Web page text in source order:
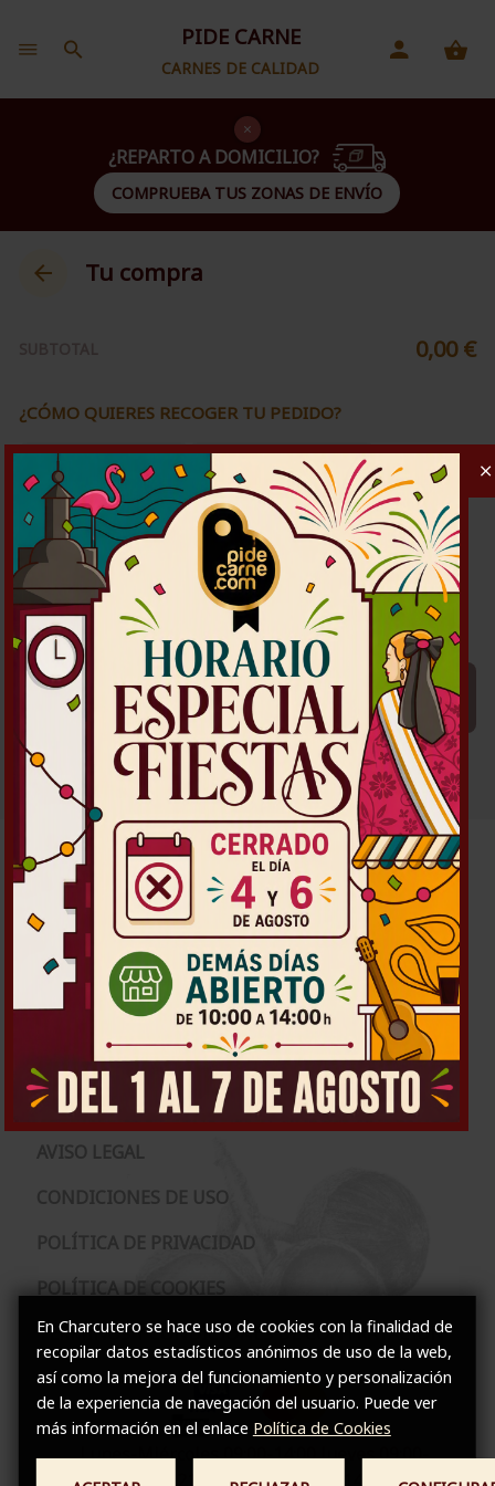
PIDE CARNE
CARNES DE CALIDAD
¿REPARTO A DOMICILIO?
COMPRUEBA TUS ZONAS DE ENVÍO
Tu compra
0,00 €
¿CÓMO QUIERES RECOGER TU PEDIDO?
ENVÍO A DOMICILIO RECOGIDA EN TIENDA
REALIZAR EL PEDIDO
Nota: No se puede completar la realización del pedido ya que el
carrito no tiene productos.
PRODUCTOS
CONÓCENOS
LOCALÍZANOS
CONTACTO
AVISO LEGAL
CONDICIONES DE USO
POLÍTICA DE PRIVACIDAD
POLÍTICA DE COOKIES
TÉRMINOS Y CONDICIONES DE CONTRATACIÓN
Lunes-Miércoles 09:00-14:00 Jueves 09:00-
14:00 18:30-21:00 Viernes 09:00-14:00 16:00-
En Charcutero se hace uso de cookies con la finalidad de
recopilar datos estadísticos anónimos de uso de la web,
así como la mejora del funcionamiento y personalización
de la experiencia de navegación del usuario. Puede ver
más información en el enlace Política de Cookies